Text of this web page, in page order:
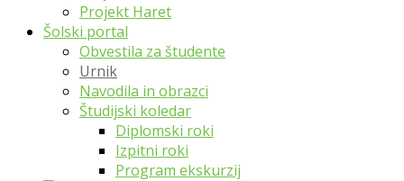
Projekt Haret
Šolski portal
Obvestila za študente
Urnik
Navodila in obrazci
Študijski koledar
Diplomski roki
Izpitni roki
Program ekskurzij